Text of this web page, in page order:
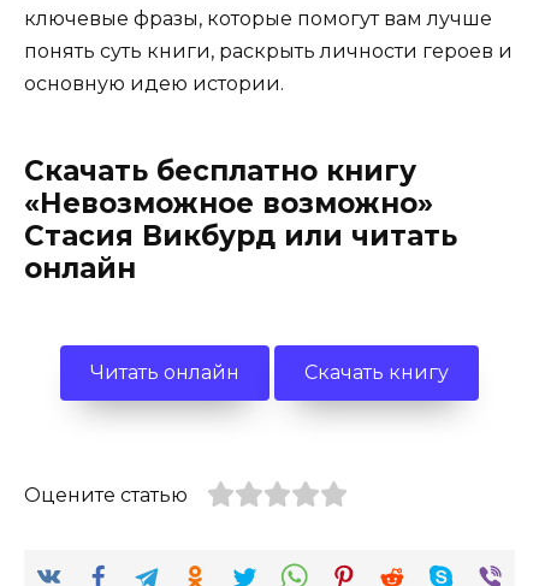
ключевые фразы, которые помогут вам лучше
понять суть книги, раскрыть личности героев и
основную идею истории.
Скачать бесплатно книгу
«Невозможное возможно»
Стасия Викбурд или читать
онлайн
Читать онлайн Скачать книгу
Оцените статью